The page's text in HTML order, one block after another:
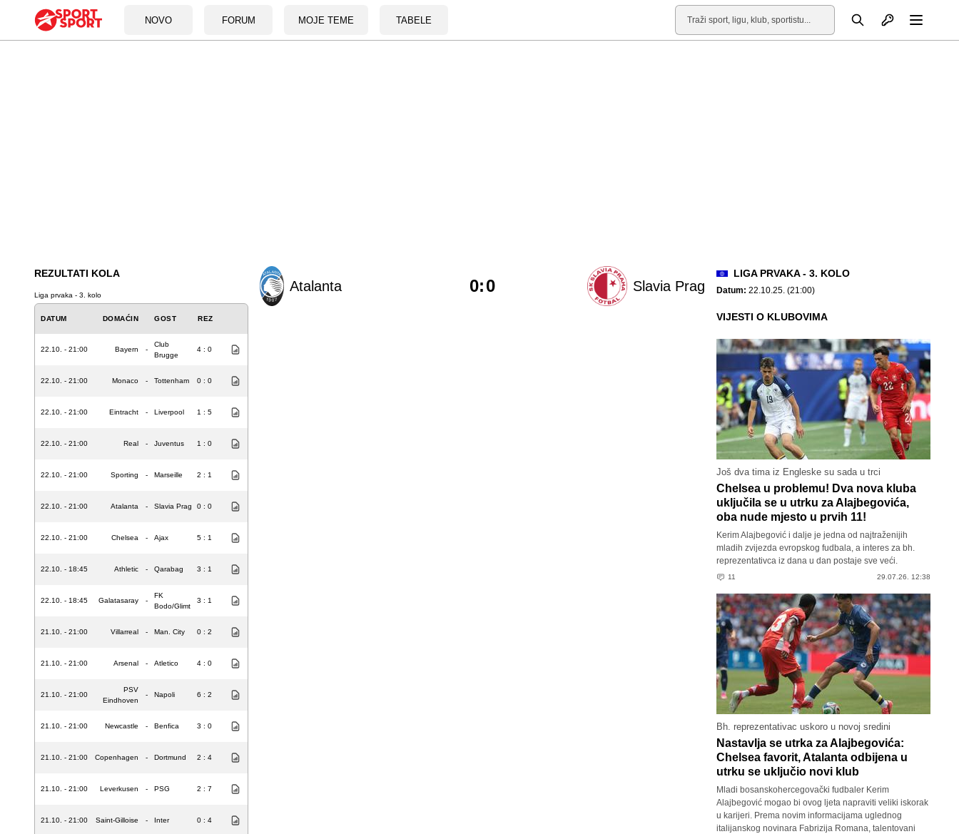
NOVO FORUM MOJE TEME TABELE
Pretraga Otvori profil
REZULTATI KOLA
Liga prvaka - 3. kolo
DATUM DOMAĆIN GOST REZ
22.10. - 21:00 Bayern -
Club
Brugge
4 : 0
22.10. - 21:00 Monaco - Tottenham 0 : 0
22.10. - 21:00 Eintracht - Liverpool 1 : 5
22.10. - 21:00 Real - Juventus 1 : 0
22.10. - 21:00 Sporting - Marseille 2 : 1
22.10. - 21:00 Atalanta - Slavia Prag 0 : 0
22.10. - 21:00 Chelsea - Ajax 5 : 1
22.10. - 18:45 Athletic - Qarabag 3 : 1
22.10. - 18:45 Galatasaray -
FK
Bodo/Glimt
3 : 1
21.10. - 21:00 Villarreal - Man. City 0 : 2
21.10. - 21:00 Arsenal - Atletico 4 : 0
21.10. - 21:00
PSV
Eindhoven
- Napoli 6 : 2
21.10. - 21:00 Newcastle - Benfica 3 : 0
21.10. - 21:00 Copenhagen - Dortmund 2 : 4
21.10. - 21:00 Leverkusen - PSG 2 : 7
21.10. - 21:00 Saint-Gilloise - Inter 0 : 4
Atalanta Slavia Prag
0:0
LIGA PRVAKA - 3. KOLO
Datum: 22.10.25. (21:00)
VIJESTI O KLUBOVIMA
Još dva tima iz Engleske su sada u trci
Chelsea u problemu! Dva nova kluba
uključila se u utrku za Alajbegovića,
oba nude mjesto u prvih 11!
Kerim Alajbegović i dalje je jedna od najtraženijih
mladih zvijezda evropskog fudbala, a interes za bh.
reprezentativca iz dana u dan postaje sve veći.
11 29.07.26. 12:38
Bh. reprezentativac uskoro u novoj sredini
Nastavlja se utrka za Alajbegovića:
Chelsea favorit, Atalanta odbijena u
utrku se uključio novi klub
Mladi bosanskohercegovački fudbaler Kerim
Alajbegović mogao bi ovog ljeta napraviti veliki iskorak
u karijeri. Prema novim informacijama uglednog
italijanskog novinara Fabrizija Romana, talentovani